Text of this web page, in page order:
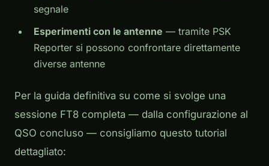
segnale
Esperimenti con le antenne — tramite PSK
Reporter si possono confrontare direttamente
diverse antenne
Per la guida definitiva su come si svolge una
sessione FT8 completa — dalla configurazione al
QSO concluso — consigliamo questo tutorial
dettagliato: